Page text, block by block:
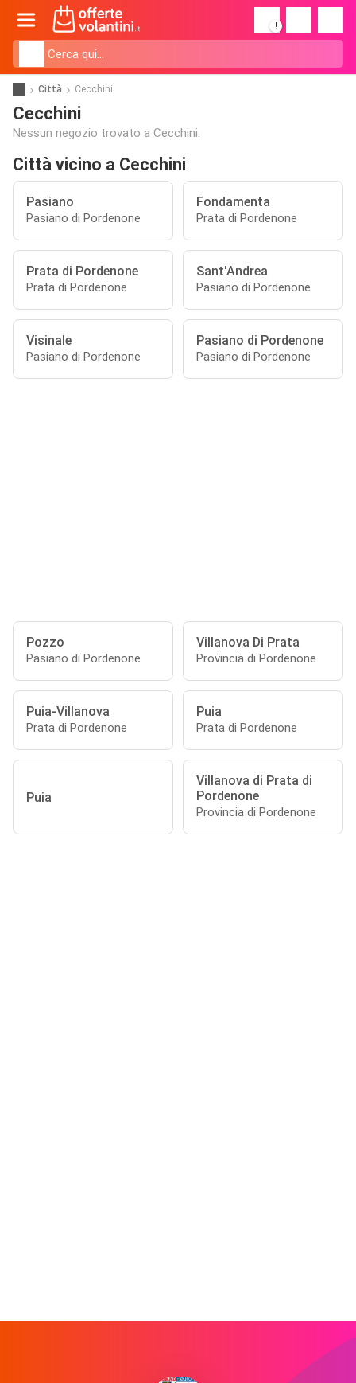
!
Città Cecchini
Cecchini
Nessun negozio trovato a Cecchini.
Città vicino a Cecchini
Pasiano
Pasiano di Pordenone
Fondamenta
Prata di Pordenone
Prata di Pordenone
Prata di Pordenone
Sant'Andrea
Pasiano di Pordenone
Visinale
Pasiano di Pordenone
Pasiano di Pordenone
Pasiano di Pordenone
Pozzo
Pasiano di Pordenone
Villanova Di Prata
Provincia di Pordenone
Puia-Villanova
Prata di Pordenone
Puia
Prata di Pordenone
Puia
Villanova di Prata di
Pordenone
Provincia di Pordenone